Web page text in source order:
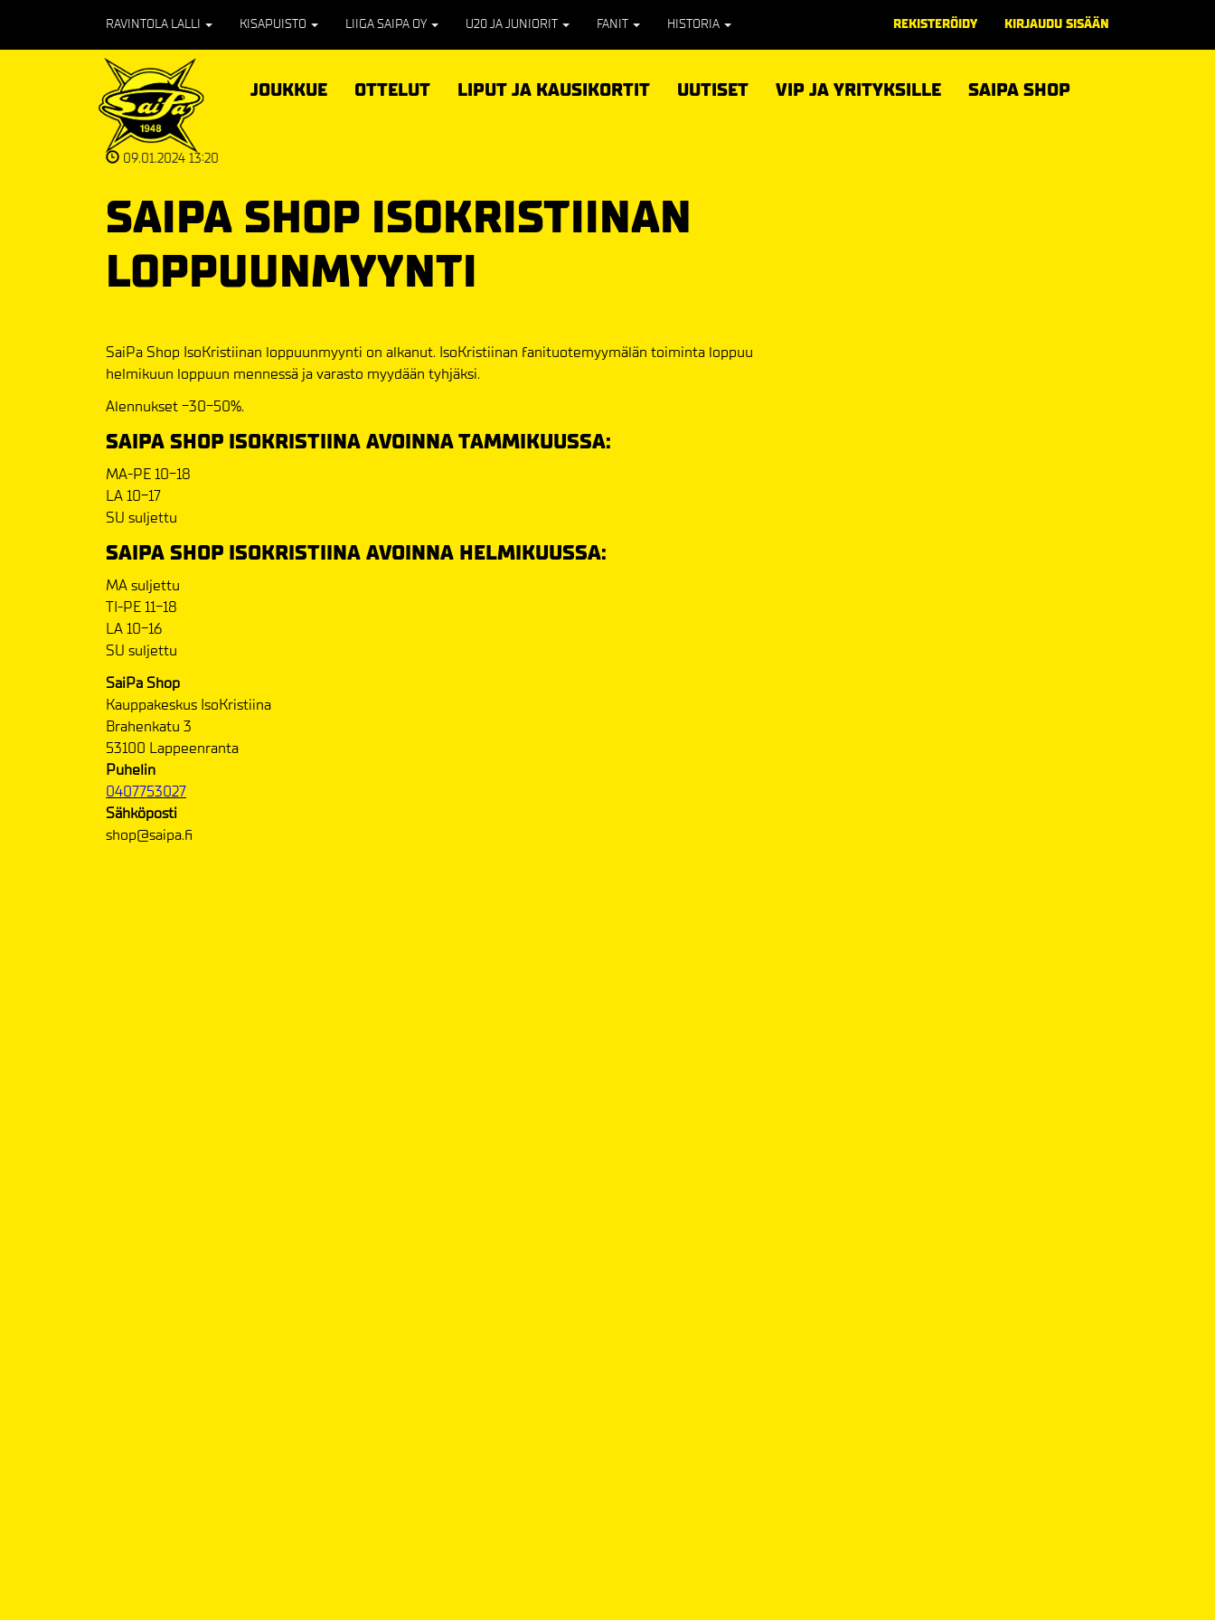
RAVINTOLA LALLI KISAPUISTO LIIGA SAIPA OY U20 JA JUNIORIT FANIT HISTORIA REKISTERÖIDY KIRJAUDU SISÄÄN
JOUKKUE OTTELUT LIPUT JA KAUSIKORTIT UUTISET VIP JA YRITYKSILLE SAIPA SHOP
09.01.2024 13:20
SAIPA SHOP ISOKRISTIINAN
LOPPUUNMYYNTI
SaiPa Shop IsoKristiinan loppuunmyynti on alkanut. IsoKristiinan fanituotemyymälän toiminta loppuu
helmikuun loppuun mennessä ja varasto myydään tyhjäksi.
Alennukset -30-50%.
SAIPA SHOP ISOKRISTIINA AVOINNA TAMMIKUUSSA:
MA-PE 10-18
LA 10-17
SU suljettu
SAIPA SHOP ISOKRISTIINA AVOINNA HELMIKUUSSA:
MA suljettu
TI-PE 11-18
LA 10-16
SU suljettu
SaiPa Shop
Kauppakeskus IsoKristiina
Brahenkatu 3
53100 Lappeenranta
Puhelin
0407753027
Sähköposti
shop@saipa.fi